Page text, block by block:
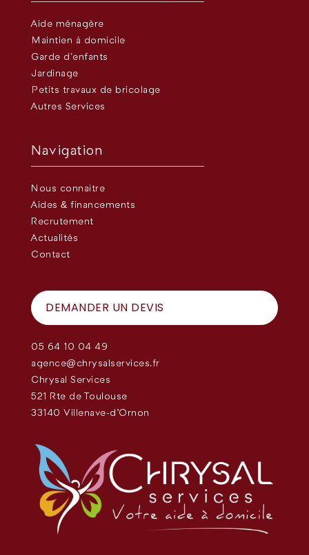
Aide ménagère
Maintien à domicile
Garde d’enfants
Jardinage
Petits travaux de bricolage
Autres Services
Navigation
Nous connaître
Aides & financements
Recrutement
Actualités
Contact
DEMANDER UN DEVIS
05 64 10 04 49
agence@chrysalservices.fr
Chrysal Services
521 Rte de Toulouse
33140 Villenave-d'Ornon